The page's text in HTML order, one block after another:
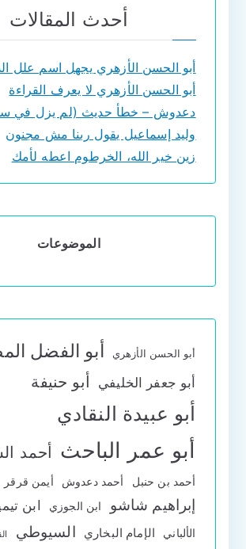
أحدث المقالات
أبو الحسن الأزهري يجهل اسم علل
أبو الحسن الأزهري لا يعرف القراءة
دعدوش – خطأ حديث (لم يزل في
وليد إسماعيل يقول ربنا مش مجنون
زين خير الله، الخرطوم اعطه لأمك
الموضوعات
أبو الحسن الأزهري أبو الفضل
أبو جعفر الخليفي أبو حنيفة
أبو عبيدة النقادي
أبو عمر الباحث أحمد
أحمد بن حنبل أحمد دعدوش أيمن قرقر
إبراهيم شاشو ابن الجوزي ابن
الألباني الإمام البخاري السيوطي